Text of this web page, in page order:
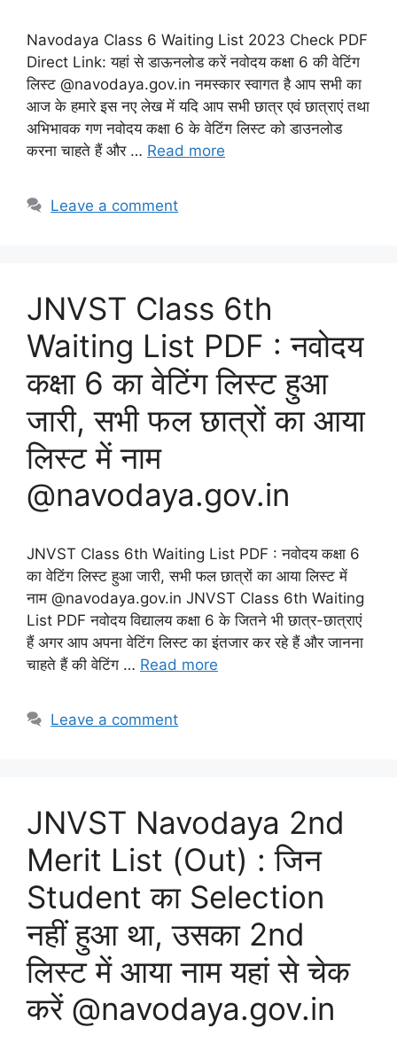
Navodaya Class 6 Waiting List 2023 Check PDF
Direct Link: यहां से डाऊनलोड करें नवोदय कक्षा 6 की वेटिंग
लिस्ट @navodaya.gov.in नमस्कार स्वागत है आप सभी का
आज के हमारे इस नए लेख में यदि आप सभी छात्र एवं छात्राएं तथा
अभिभावक गण नवोदय कक्षा 6 के वेटिंग लिस्ट को डाउनलोड
करना चाहते हैं और … Read more
Leave a comment
JNVST Class 6th
Waiting List PDF : नवोदय
कक्षा 6 का वेटिंग लिस्ट हुआ
जारी, सभी फल छात्रों का आया
लिस्ट में नाम
@navodaya.gov.in
JNVST Class 6th Waiting List PDF : नवोदय कक्षा 6
का वेटिंग लिस्ट हुआ जारी, सभी फल छात्रों का आया लिस्ट में
नाम @navodaya.gov.in JNVST Class 6th Waiting
List PDF नवोदय विद्यालय कक्षा 6 के जितने भी छात्र-छात्राएं
हैं अगर आप अपना वेटिंग लिस्ट का इंतजार कर रहे हैं और जानना
चाहते हैं की वेटिंग … Read more
Leave a comment
JNVST Navodaya 2nd
Merit List (Out) : जिन
Student का Selection
नहीं हुआ था, उसका 2nd
लिस्ट में आया नाम यहां से चेक
करें @navodaya.gov.in